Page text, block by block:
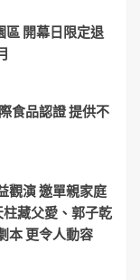
區 開幕日限定退
食品認證 提供不
觀演 邀單親家庭
藏父愛、郭子乾
本 更令人動容